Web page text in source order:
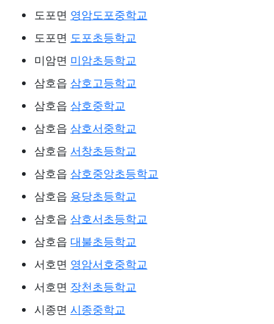
도포면 영암도포중학교
도포면 도포초등학교
미암면 미암초등학교
삼호읍 삼호고등학교
삼호읍 삼호중학교
삼호읍 삼호서중학교
삼호읍 서창초등학교
삼호읍 삼호중앙초등학교
삼호읍 용당초등학교
삼호읍 삼호서초등학교
삼호읍 대불초등학교
서호면 영암서호중학교
서호면 장천초등학교
시종면 시종중학교